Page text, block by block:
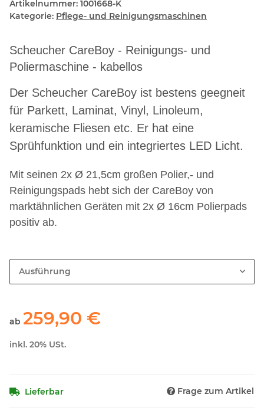
Artikelnummer: 1001668-K
Kategorie: Pflege- und Reinigungsmaschinen
Scheucher CareBoy - Reinigungs- und
Poliermaschine - kabellos
Der Scheucher CareBoy ist bestens geegneit
für Parkett, Laminat, Vinyl, Linoleum,
keramische Fliesen etc. Er hat eine
Sprühfunktion und ein integriertes LED Licht.
Mit seinen 2x Ø 21,5cm großen Polier,- und
Reinigungspads hebt sich der CareBoy von
marktähnlichen Geräten mit 2x Ø 16cm Polierpads
positiv ab.
Ausführung
ab 259,90 €
inkl. 20% USt.
Lieferbar Frage zum Artikel